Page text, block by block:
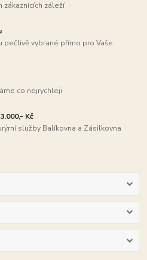
zákaznících záleží
pečlivě vybrané přímo pro Vaše
co nejrychleji
Kč
služby Balíkovna a Zásilkovna